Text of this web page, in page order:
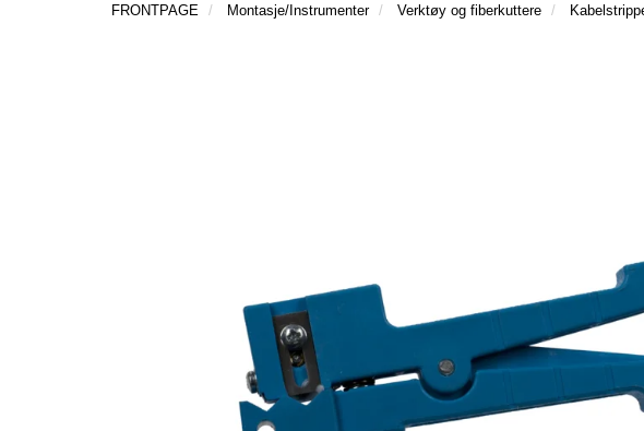
FRONTPAGE Montasje/Instrumenter Verktøy og fiberkuttere